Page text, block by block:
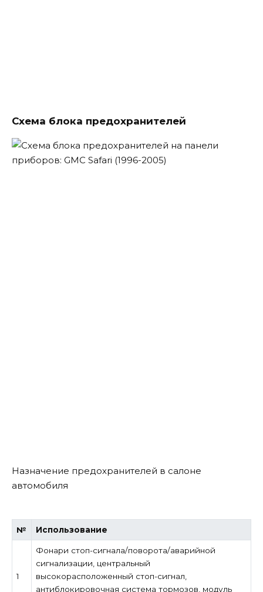
Схема блока предохранителей
Назначение предохранителей в салоне
автомобиля
№ Использование
1
Фонари стоп-сигнала/поворота/аварийной
сигнализации, центральный
высокорасположенный стоп-сигнал,
антиблокировочная система тормозов, модуль